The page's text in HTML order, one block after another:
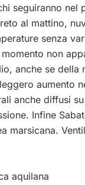
seguiranno
al mattino,
senza
non
anche se
aumento
anche diffusi
Infine
marsicana.
aquilana